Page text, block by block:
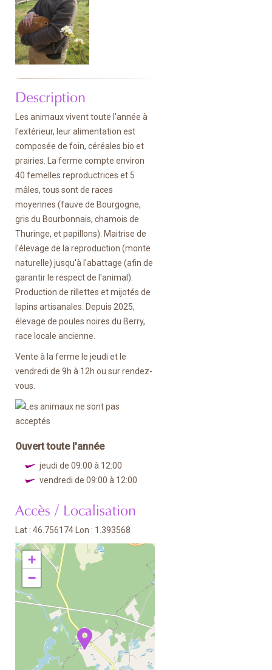
Description
Les animaux vivent toute l'année à
l'extérieur, leur alimentation est
composée de foin, céréales bio et
prairies. La ferme compte environ
40 femelles reproductrices et 5
mâles, tous sont de races
moyennes (fauve de Bourgogne,
gris du Bourbonnais, chamois de
Thuringe, et papillons). Maitrise de
l'élevage de la reproduction (monte
naturelle) jusqu'à l'abattage (afin de
garantir le respect de l'animal).
Production de rillettes et mijotés de
lapins artisanales. Depuis 2025,
élevage de poules noires du Berry,
race locale ancienne.
Vente à la ferme le jeudi et le
vendredi de 9h à 12h ou sur rendez-
vous.
Ouvert toute l'année
jeudi de 09:00 à 12:00
vendredi de 09:00 à 12:00
Accès / Localisation
Lat : 46.756174 Lon : 1.393568
+
−